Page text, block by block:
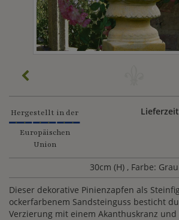
Hergestellt in der
Europäischen
Union
30cm (H) , Farbe: Grau
Dieser dekorative Pinienzapfen als
ockerfarbenem Sandsteinguss besticht
Verzierung mit einem Akanthuskranz und